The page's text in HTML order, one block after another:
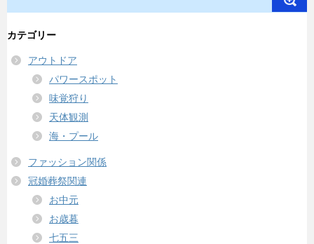
カテゴリー
アウトドア
パワースポット
味覚狩り
天体観測
海・プール
ファッション関係
冠婚葬祭関連
お中元
お歳暮
七五三